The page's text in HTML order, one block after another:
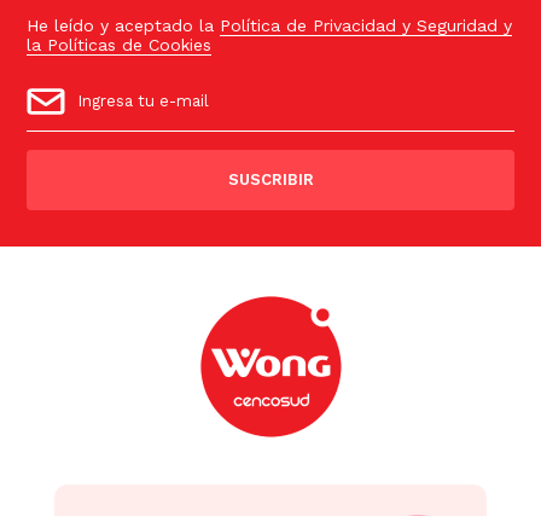
He leído y aceptado la Política de Privacidad y Seguridad y
la Políticas de Cookies
SUSCRIBIR